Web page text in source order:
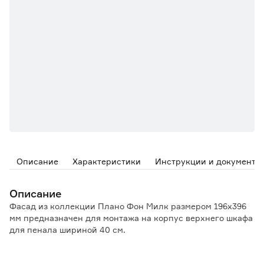
Описание Характеристики Инструкции и документы
Описание
Фасад из коллекции Плано Фон Милк размером 196х396
мм предназначен для монтажа на корпус верхнего шкафа
для пенала шириной 40 см.